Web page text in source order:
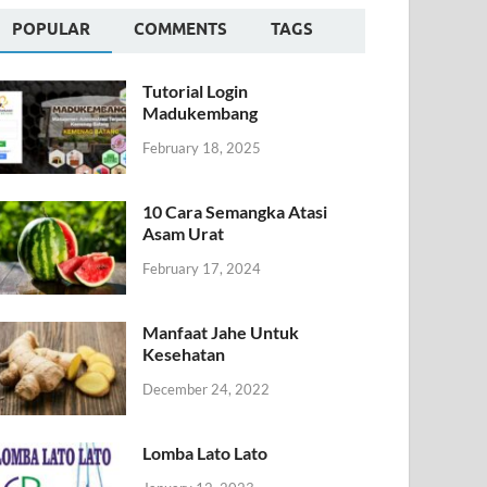
POPULAR COMMENTS TAGS
Tutorial Login
Madukembang
February 18, 2025
10 Cara Semangka Atasi
Asam Urat
February 17, 2024
Manfaat Jahe Untuk
Kesehatan
December 24, 2022
Lomba Lato Lato